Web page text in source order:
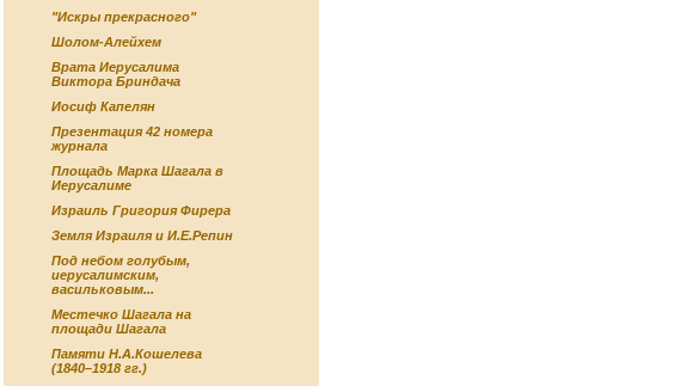
"Искры прекрасного"
Шолом-Алейхем
Врата Иерусалима
Виктора Бриндача
Иосиф Капелян
Презентация 42 номера
журнала
Площадь Марка Шагала в
Иерусалиме
Израиль Григория Фирера
Земля Израиля и И.Е.Репин
Под небом голубым,
иерусалимским,
васильковым...
Местечко Шагала на
площади Шагала
Памяти Н.А.Кошелева
(1840–1918 гг.)